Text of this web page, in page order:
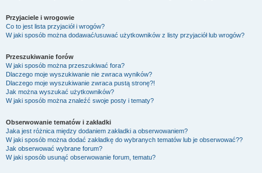
Przyjaciele i wrogowie
Co to jest lista przyjaciół i wrogów?
W jaki sposób można dodawać/usuwać użytkowników z listy przyjaciół lub wrogów?
Przeszukiwanie forów
W jaki sposób można przeszukiwać fora?
Dlaczego moje wyszukiwanie nie zwraca wyników?
Dlaczego moje wyszukiwanie zwraca pustą stronę?!
Jak można wyszukać użytkowników?
W jaki sposób można znaleźć swoje posty i tematy?
Obserwowanie tematów i zakładki
Jaka jest różnica między dodaniem zakładki a obserwowaniem?
W jaki sposób można dodać zakładkę do wybranych tematów lub je obserwować??
Jak obserwować wybrane forum?
W jaki sposób usunąć obserwowanie forum, tematu?